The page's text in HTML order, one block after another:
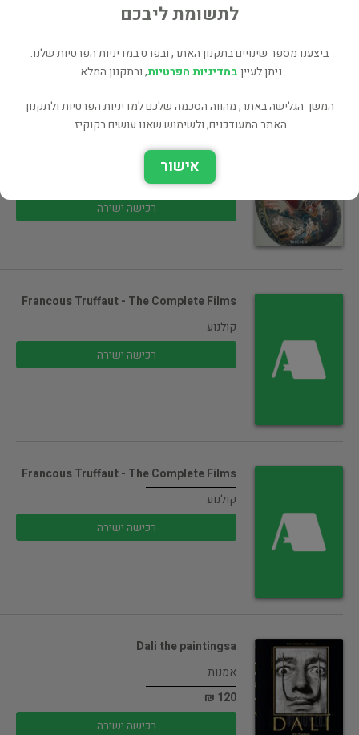
50 ₪
SHELLS & CORALS
טבע ובע"ח
רכישה ישירה
Francous Truffaut - The Complete Films
קולנוע
רכישה ישירה
Francous Truffaut - The Complete Films
קולנוע
רכישה ישירה
Dali the paintingsa
אמנות
120 ₪
רכישה ישירה
לתשומת ליבכם
ביצענו מספר שינויים בתקנון האתר, ובפרט במדיניות הפרטיות שלנו.
ניתן לעייןבמדיניות הפרטיות, ובתקנון המלא.
המשך הגלישה באתר, מהווה הסכמה שלכם למדיניות הפרטיות ולתקנון
האתר המעודכנים, ולשימוש שאנו עושים בקוקיז.
אישור